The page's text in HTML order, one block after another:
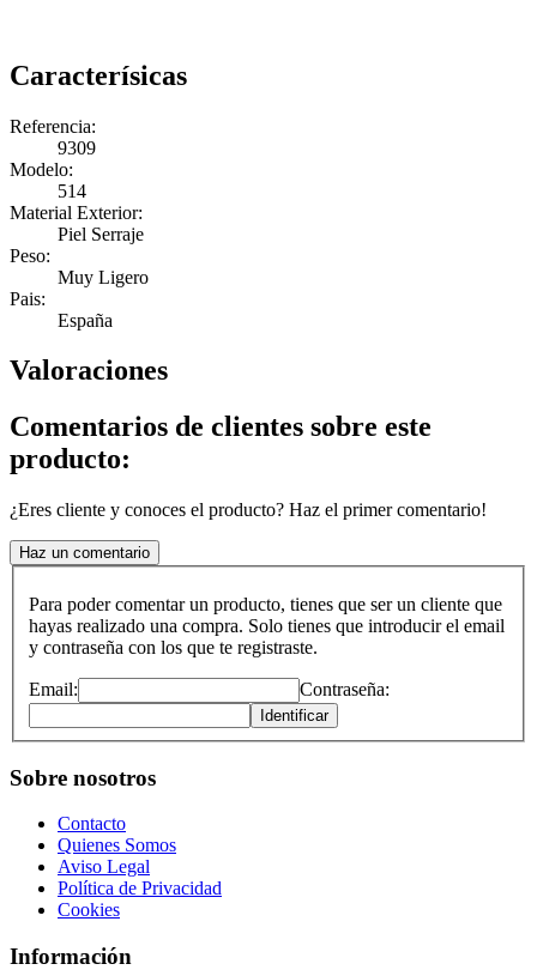
Caracterísicas
Referencia:
9309
Modelo:
514
Material Exterior:
Piel Serraje
Peso:
Muy Ligero
Pais:
España
Valoraciones
Comentarios de clientes sobre este
producto:
¿Eres cliente y conoces el producto? Haz el primer comentario!
Haz un comentario
Para poder comentar un producto, tienes que ser un cliente que
hayas realizado una compra. Solo tienes que introducir el email
y contraseña con los que te registraste.
Email: Contraseña:
Identificar
Sobre nosotros
Contacto
Quienes Somos
Aviso Legal
Política de Privacidad
Cookies
Información